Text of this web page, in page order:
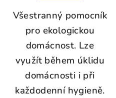
Všestranný pomocník
pro ekologickou
domácnost. Lze
využít během úklidu
domácnosti i při
každodenní hygieně.